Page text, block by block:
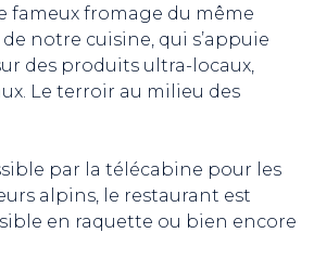
fameux fromage du même
notre cuisine, qui s’appuie
des produits ultra-locaux,
Le terroir au milieu des
par la télécabine pour les
alpins, le restaurant est
en raquette ou bien encore